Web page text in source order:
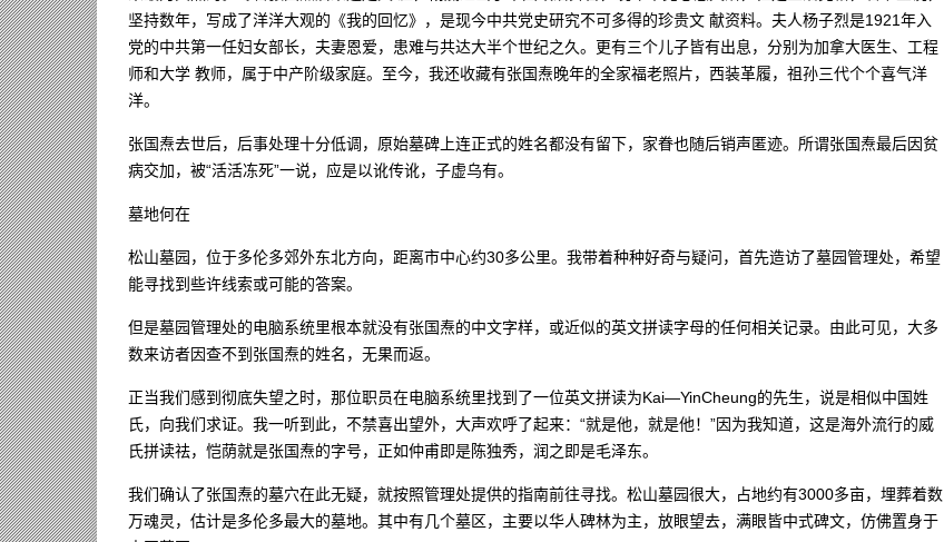
坚持数年，写成了洋洋大观的《我的回忆》，是现今中共党史研究不可多得的珍贵文 献资料。夫人杨子烈是1921年入
党的中共第一任妇女部长，夫妻恩爱，患难与共达大半个世纪之久。更有三个儿子皆有出息，分别为加拿大医生、工程
师和大学 教师，属于中产阶级家庭。至今，我还收藏有张国焘晚年的全家福老照片，西装革履，祖孙三代个个喜气洋
洋。
张国焘去世后，后事处理十分低调，原始墓碑上连正式的姓名都没有留下，家眷也随后销声匿迹。所谓张国焘最后因贫
病交加，被“活活冻死”一说，应是以讹传讹，子虚乌有。
墓地何在
松山墓园，位于多伦多郊外东北方向，距离市中心约30多公里。我带着种种好奇与疑问，首先造访了墓园管理处，希望
能寻找到些许线索或可能的答案。
但是墓园管理处的电脑系统里根本就没有张国焘的中文字样，或近似的英文拼读字母的任何相关记录。由此可见，大多
数来访者因查不到张国焘的姓名，无果而返。
正当我们感到彻底失望之时，那位职员在电脑系统里找到了一位英文拼读为Kai—YinCheung的先生，说是相似中国姓
氏，向我们求证。我一听到此，不禁喜出望外，大声欢呼了起来：“就是他，就是他！”因为我知道，这是海外流行的威
氏拼读祛，恺荫就是张国焘的字号，正如仲甫即是陈独秀，润之即是毛泽东。
我们确认了张国焘的墓穴在此无疑，就按照管理处提供的指南前往寻找。松山墓园很大，占地约有3000多亩，埋葬着数
万魂灵，估计是多伦多最大的墓地。其中有几个墓区，主要以华人碑林为主，放眼望去，满眼皆中式碑文，仿佛置身于